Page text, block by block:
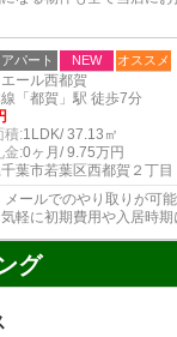
パート NEW オススメ
ール西都賀
「都賀」駅 徒歩7分
積:1LDK/ 37.13㎡
金:0ヶ月/ 9.75万円
葉市若葉区西都賀２丁目
メールでのやり取りが可
軽に初期費用や入居時期
グ